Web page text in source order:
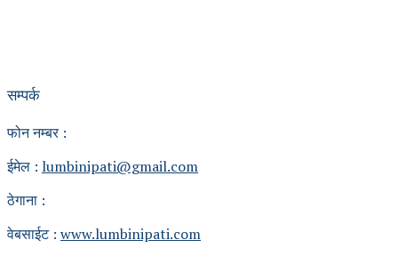
सम्पर्क
फोन नम्बर :
ईमेल : lumbinipati@gmail.com
ठेगाना :
वेबसाईट : www.lumbinipati.com